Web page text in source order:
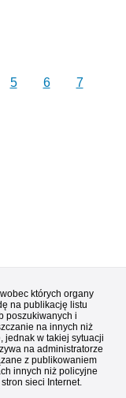
5 6 7
których organy
na publikację listu
poszukiwanych i
na innych niż
jednak w takiej sytuacji
na administratorze
z publikowaniem
innych niż policyjne
sieci Internet.